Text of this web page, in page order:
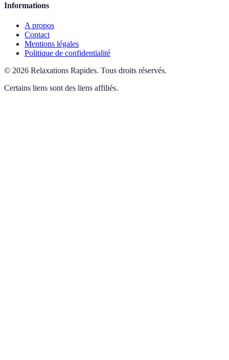
Informations
A propos
Contact
Mentions légales
Politique de confidentialité
© 2026 Relaxations Rapides. Tous droits réservés.
Certains liens sont des liens affiliés.